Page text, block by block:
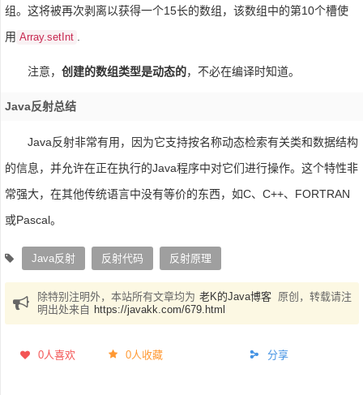
组。这将被再次剥离以获得一个15长的数组，该数组中的第10个槽使
用 Array.setInt
注意， 创建的数组类型是动态的，不必在编译时知道。
Java反射总结
Java反射非常有用，因为它支持按名称动态检索有关类和数据结构
的信息，并允许在正在执行的Java程序中对它们进行操作。这个特性非
常强大，在其他传统语言中没有等价的东西，如C、C++、FORTRAN
或Pascal。
Java反射 反射代码 反射原理
除特别注明外，本站所有文章均为 老K的Java博客 原创，转载请注
明出处来自 https://javakk.com/679.html
0人喜欢 0人收藏 分享